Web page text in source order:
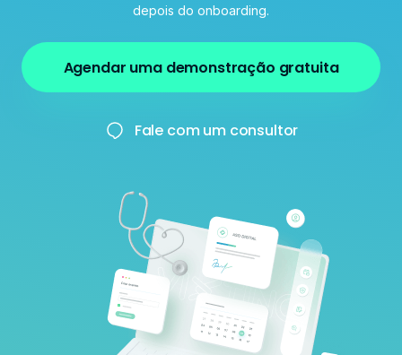
depois do onboarding.
Agendar uma demonstração gratuita
Fale com um consultor